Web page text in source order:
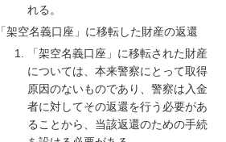
れる。
「架空名義口座」に移転した財産の返還
「架空名義口座」に移転された財産
については、本来警察にとって取得
原因のないものであり、警察は入金
者に対してその返還を行う必要があ
ることから、当該返還のための手続